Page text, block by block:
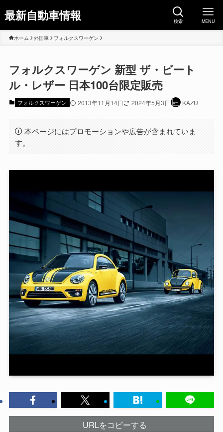
最新自動車情報 検索 MENU
ホーム 外国車 フォルクスワーゲン
フォルクスワーゲン 新型 ザ・ビート
ル・レザー 日本100台限定販売
フォルクスワーゲン 2013年11月14日 2024年5月3日 KAZU
本ページにはプロモーションや広告が含まれていま
す。
URLをコピーする